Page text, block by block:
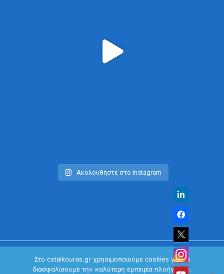
Ακολουθήστε στο Instagram
© Χρήστος Σταϊκούρας | All Rights Reserved 2026
Στο cstaikouras.gr χρησιμοποιούμε cookies για να
διασφαλίσουμε την καλύτερη εμπειρία πλοήγησης.